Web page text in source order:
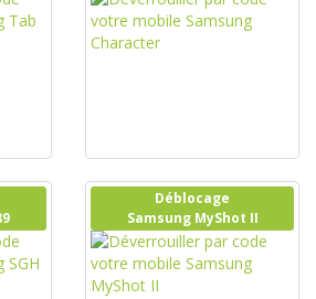
Déblocage
Samsung MyShot II